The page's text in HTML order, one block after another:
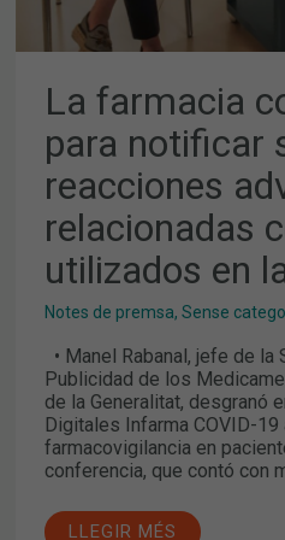
La farmacia
para notificar
reacciones
relacionadas
utilizados en
Notes de premsa,Sense
• Manel Rabanal, jefe de
Publicidad de los
de la Generalitat, desgranó
Digitales Infarma COVID-
farmacovigilancia en
conferencia, que contó con
COVID-
19
LLEGIR MÉS